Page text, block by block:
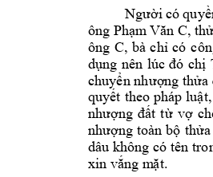
Người có
ông Phạm Văn C, thử
ông C, bà chỉ có
dụng nên lúc đó chị
chuyển nhượng thửa
quyết theo pháp
nhượng đất từ vợ
nhượng toàn bộ thửa
dâu không có tên
xin vắng mặt.